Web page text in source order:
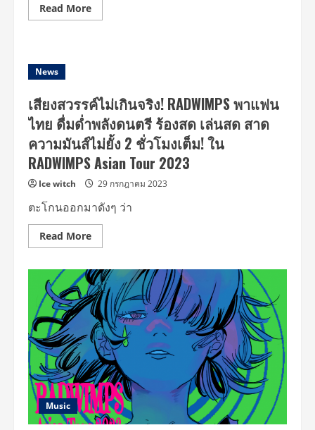
Read MoreRead
more
ทำ
ถึง
เกิน
กับ
คอน
เสิร์ต
ที่
ฟ
หู
ที่สุด
แห่ง
ปี
ใน
RADWIMPS
2024
“The
way
you
yawn,
and
the
outcry
of
Peace”
in
Bangkok
News
เสียงสวรรค์ไม่เกินจริง! RADWIMPS พาแฟน
ไทย ดื่มด่ำพลังดนตรี ร้องสด เล่นสด สาด
ความมันส์ไม่ยั้ง 2 ชั่วโมงเต็ม! ใน
RADWIMPS Asian Tour 2023
Ice witch 29 กรกฎาคม 2023
ตะโกนออกมาดังๆ ว่า
Read MoreRead
more
สวรรค์
ไม่
เกิน
จริง!
RADWIMPS
พา
แฟน
ไทย
ดื่มด่ำ
พลัง
ดนตรี
ร้อง
สด
เล่น
สด
สาด
Music